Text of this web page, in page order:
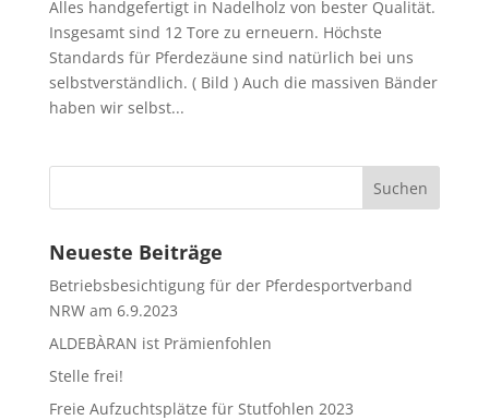
Alles handgefertigt in Nadelholz von bester Qualität.
Insgesamt sind 12 Tore zu erneuern. Höchste
Standards für Pferdezäune sind natürlich bei uns
selbstverständlich. ( Bild ) Auch die massiven Bänder
haben wir selbst...
Neueste Beiträge
Betriebsbesichtigung für der Pferdesportverband
NRW am 6.9.2023
ALDEBÀRAN ist Prämienfohlen
Stelle frei!
Freie Aufzuchtsplätze für Stutfohlen 2023